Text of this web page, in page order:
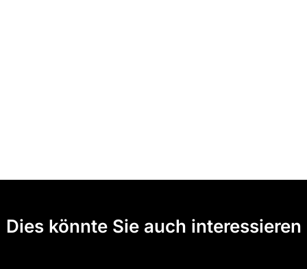
Dies könnte Sie auch interessieren